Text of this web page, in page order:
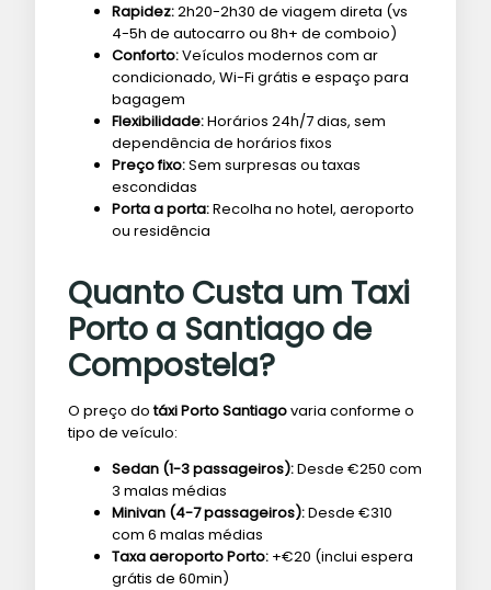
Rapidez:2h20-2h30 de viagem direta (vs
4-5h de autocarro ou 8h+ de comboio)
Conforto:Veículos modernos com ar
condicionado, Wi-Fi grátis e espaço para
bagagem
Flexibilidade:Horários 24h/7 dias, sem
dependência de horários fixos
Preço fixo:Sem surpresas ou taxas
escondidas
Porta a porta:Recolha no hotel, aeroporto
ou residência
Quanto Custa um Taxi
Porto a Santiago de
Compostela?
O preço dotáxi Porto Santiagovaria conforme o
tipo de veículo:
Sedan (1-3 passageiros):Desde €250 com
3 malas médias
Minivan (4-7 passageiros):Desde €310
com 6 malas médias
Taxa aeroporto Porto: +€20 (inclui espera
grátis de 60min)